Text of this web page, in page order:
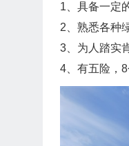
1、具备一定
2、熟悉各种
3、为人踏实
4、有五险，8